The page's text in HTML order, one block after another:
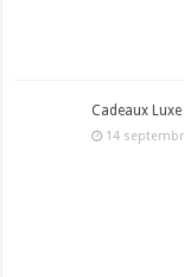
Cadeaux
14